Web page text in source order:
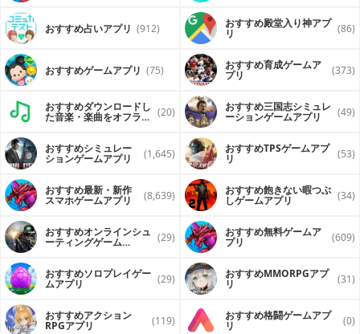
おすすめ占いアプリ (912) おすすめ殿堂入り神アプ
リ (86)
おすすめゲームアプリ (75) おすすめ育成ゲームア
プリ (373)
おすすめダウンロードし
た音楽・楽曲をオフライ (20) おすすめ三国志シミュレ
ーションゲームアプリ (49)
おすすめシミュレー
ションゲームアプリ (1,645) おすすめTPSゲームアプ
リ (53)
おすすめ最新・新作
スマホゲームアプリ (8,639) おすすめ飽きない暇つぶ
しゲームアプリ (34)
おすすめオンラインシュ
ーティングゲーム (29) おすすめ無料ゲームア
プリ (609)
おすすめソロプレイゲー
ムアプリ (29) おすすめ MMORPGアプ
リ (31)
おすすめアクション
RPGアプリ (119) おすすめ格闘ゲームアプ
リ (0)